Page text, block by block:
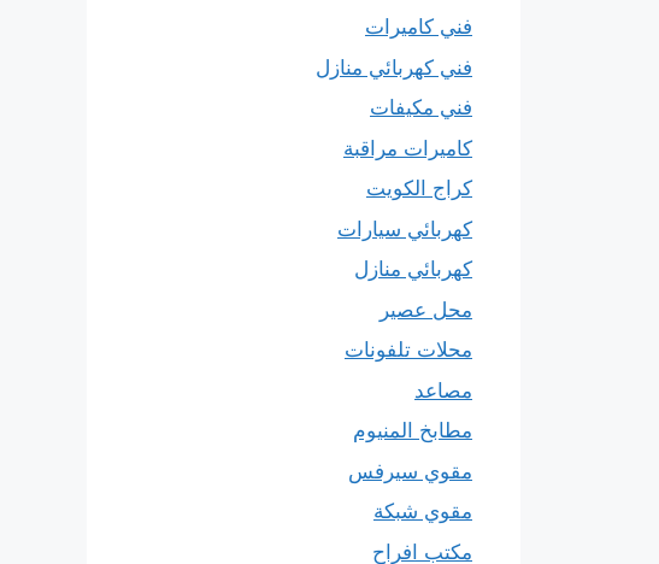
فني كاميرات
فني كهربائي منازل
فني مكيفات
كاميرات مراقبة
كراج الكويت
كهربائي سيارات
كهربائي منازل
محل عصير
محلات تلفونات
مصاعد
مطابخ المنيوم
مقوي سيرفس
مقوي شبكة
مكتب افراح